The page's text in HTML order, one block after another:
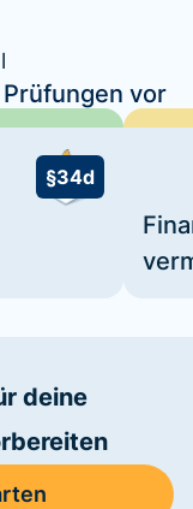
vor
§34d
deine